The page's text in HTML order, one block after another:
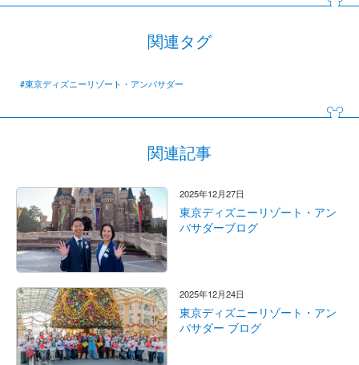
関連タグ
#東京ディズニーリゾート・アンバサダー
関連記事
2025年12月27日
東京ディズニーリゾート・アン
バサダーブログ
2025年12月24日
東京ディズニーリゾート・アン
バサダー ブログ